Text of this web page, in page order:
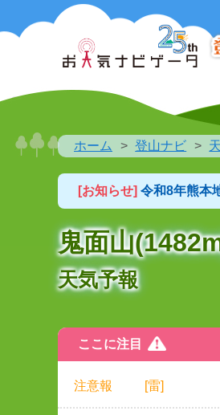
ホーム 登山ナビ
[お知らせ] 令和8年熊本
鬼面山
天気予報
ここに注目
注意報 [雷]